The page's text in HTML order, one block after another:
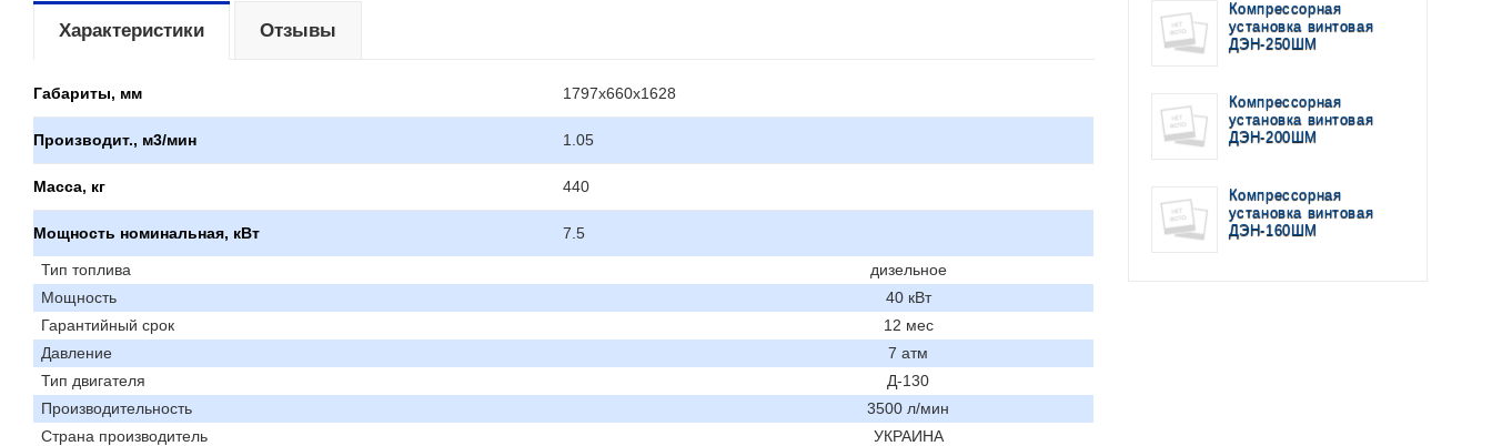
Характеристики
Габариты, мм 1797х660х1628
Производит., м3/мин 1.05
Масса, кг 440
Мощность номинальная, кВт 7.5
Тип топлива
дизельное
Мощность
40 кВт
Гарантийный срок
12 мес
Давление
7 атм
Тип двигателя
Д-130
Производительность
3500 л/мин
Страна производитель
УКРАИНА
Отзывы
Компрессорная
установка винтовая
ДЭН-250ШМ
Компрессорная
установка винтовая
ДЭН-200ШМ
Компрессорная
установка винтовая
ДЭН-160ШМ